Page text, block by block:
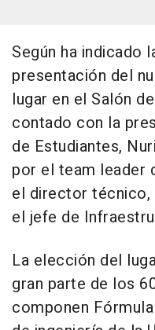
Según ha indicado
presentación del
lugar en el Salón
contado con la
de Estudiantes,
por el team leader
el director técnico,
el jefe de
La elección del
gran parte de los
componen